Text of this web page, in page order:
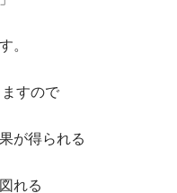
。
すので
が得られる
れる